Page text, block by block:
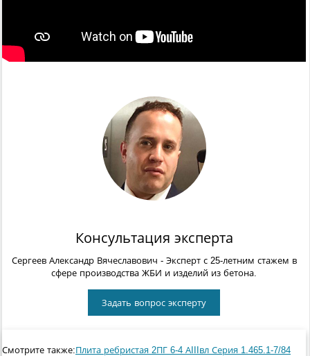
Консультация эксперта
Сергеев Александр Вячеславович - Эксперт с 25-летним стажем в
сфере производства ЖБИ и изделий из бетона.
Задать вопрос эксперту
Смотрите также:Плита ребристая 2ПГ 6-4 АIIIвл Серия 1.465.1-7/84